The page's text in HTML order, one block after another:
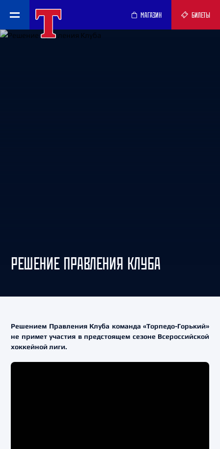
МАГАЗИН БИЛЕТЫ
РЕШЕНИЕ ПРАВЛЕНИЯ КЛУБА
Решением Правления Клуба команда «Торпедо-Горький»
не примет участия в предстоящем сезоне Всероссийской
хоккейной лиги.